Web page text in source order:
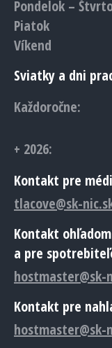
Pondelok –
Piatok
Víkend
Sviatky a dni
Každoročne:
+ 2026:
Kontakt pre
tlacove@sk-
Kontakt
a pre
hostmaster@sk-
Kontakt pre
hostmaster@sk-